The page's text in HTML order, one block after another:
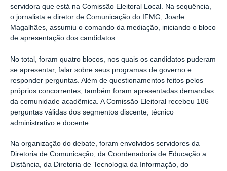
servidora que está na Comissão Eleitoral Local. Na sequência,
o jornalista e diretor de Comunicação do IFMG, Joarle
Magalhães, assumiu o comando da mediação, iniciando o bloco
de apresentação dos candidatos.
No total, foram quatro blocos, nos quais os candidatos puderam
se apresentar, falar sobre seus programas de governo e
responder perguntas. Além de questionamentos feitos pelos
próprios concorrentes, também foram apresentadas demandas
da comunidade acadêmica. A Comissão Eleitoral recebeu 186
perguntas válidas dos segmentos discente, técnico
administrativo e docente.
Na organização do debate, foram envolvidos servidores da
Diretoria de Comunicação, da Coordenadoria de Educação a
Distância, da Diretoria de Tecnologia da Informação, do